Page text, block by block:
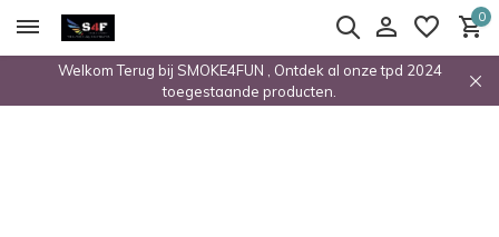
0
Welkom Terug bij SMOKE4FUN , Ontdek al onze tpd 2024
toegestaande producten.